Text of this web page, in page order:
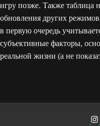
игру позже. Также таблица
обновления других
в первую очередь
субъективные факторы,
реальной жизни (а не